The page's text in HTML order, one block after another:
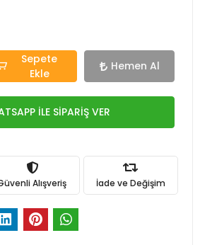
Sepete
Ekle
Hemen Al
İLE SİPARİŞ VER
Alışveriş İade ve Değişim